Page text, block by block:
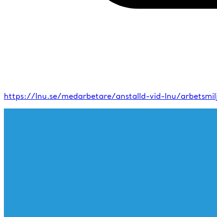
https://lnu.se/medarbetare/anstalld-vid-lnu/